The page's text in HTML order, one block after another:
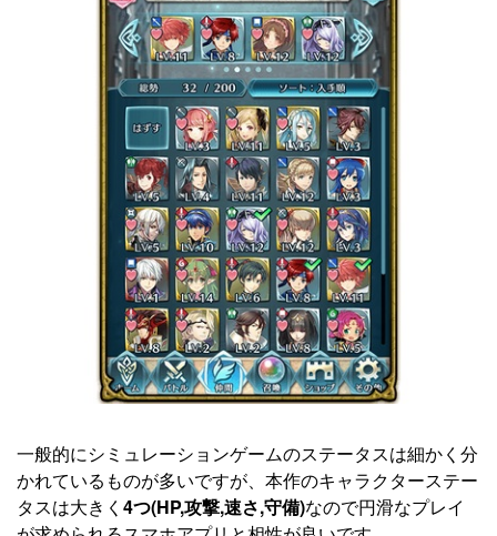
一般的にシミュレーションゲームのステータスは細かく分
かれているものが多いですが、本作のキャラクターステー
タスは大きく 4つ(HP,攻撃,速さ,守備)なので円滑なプレイ